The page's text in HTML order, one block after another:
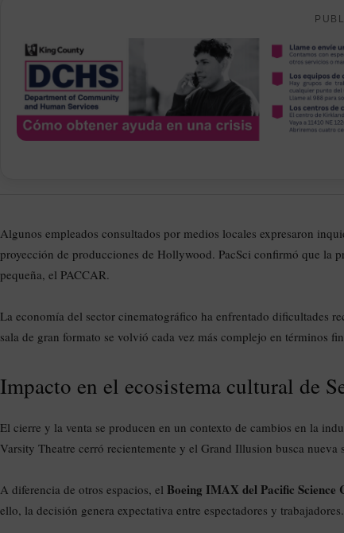
Algunos empleados consultados por medios locales expresaron
proyección de producciones de Hollywood. PacSci confirmó que la
pequeña, el PACCAR.
La economía del sector cinematográfico ha enfrentado dificultades
sala de gran formato se volvió cada vez más complejo en términos
Impacto en el ecosistema cultural de
El cierre y la venta se producen en un contexto de cambios en la
Varsity Theatre cerró recientemente y el Grand Illusion busca nueva
A diferencia de otros espacios, el Boeing IMAX del Pacific Science
ello, la decisión genera expectativa entre espectadores y trabajadores.